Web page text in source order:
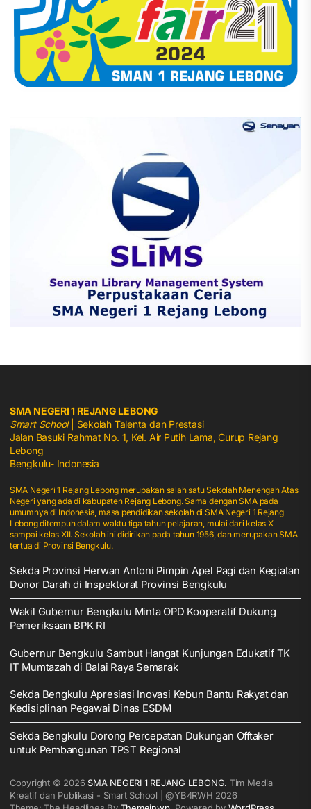
SMA NEGERI 1 REJANG LEBONG
Smart School| Sekolah Talenta dan Prestasi
Jalan Basuki Rahmat No. 1, Kel. Air Putih Lama, Curup Rejang
Lebong
Bengkulu- Indonesia
SMA Negeri 1 Rejang Lebong merupakan salah satu Sekolah Menengah Atas
Negeri yang ada di kabupaten Rejang Lebong. Sama dengan SMA pada
umumnya di Indonesia, masa pendidikan sekolah di SMA Negeri 1 Rejang
Lebong ditempuh dalam waktu tiga tahun pelajaran, mulai dari kelas X
sampai kelas XII. Sekolah ini didirikan pada tahun 1956, dan merupakan SMA
tertua di Provinsi Bengkulu.
Sekda Provinsi Herwan Antoni Pimpin Apel Pagi dan Kegiatan
Donor Darah di Inspektorat Provinsi Bengkulu
Wakil Gubernur Bengkulu Minta OPD Kooperatif Dukung
Pemeriksaan BPK RI
Gubernur Bengkulu Sambut Hangat Kunjungan Edukatif TK
IT Mumtazah di Balai Raya Semarak
Sekda Bengkulu Apresiasi Inovasi Kebun Bantu Rakyat dan
Kedisiplinan Pegawai Dinas ESDM
Sekda Bengkulu Dorong Percepatan Dukungan Offtaker
untuk Pembangunan TPST Regional
Copyright © 2026 SMA NEGERI 1 REJANG LEBONG. Tim Media
Kreatif dan Publikasi - Smart School | @YB4RWH 2026